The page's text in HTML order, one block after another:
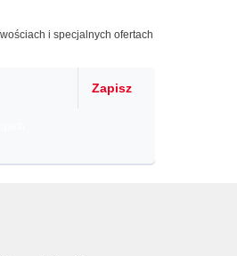
i specjalnych ofertach
Zapisz